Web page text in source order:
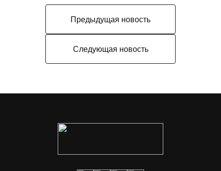
Предыдущая новость
Следующая новость